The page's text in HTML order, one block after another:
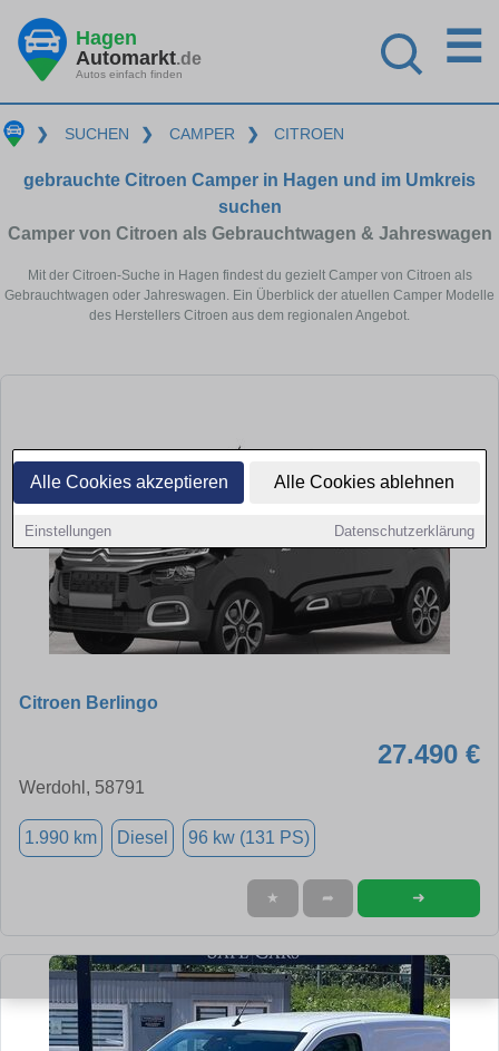
Alle Cookies akzeptieren Alle Cookies ablehnen
Einstellungen Datenschutzerklärung
Hagen
Automarkt.de
Autos einfach finden
☰
❯ SUCHEN ❯ CAMPER ❯ CITROEN
gebrauchte Citroen Camper in Hagen und im Umkreis
suchen
Camper von Citroen als Gebrauchtwagen & Jahreswagen
Mit der Citroen-Suche in Hagen findest du gezielt Camper von Citroen als
Gebrauchtwagen oder Jahreswagen. Ein Überblick der atuellen Camper Modelle
des Herstellers Citroen aus dem regionalen Angebot.
Citroen Berlingo
27.490 €
Werdohl, 58791
1.990 km Diesel 96 kw (131 PS)
★ ➦ ➜